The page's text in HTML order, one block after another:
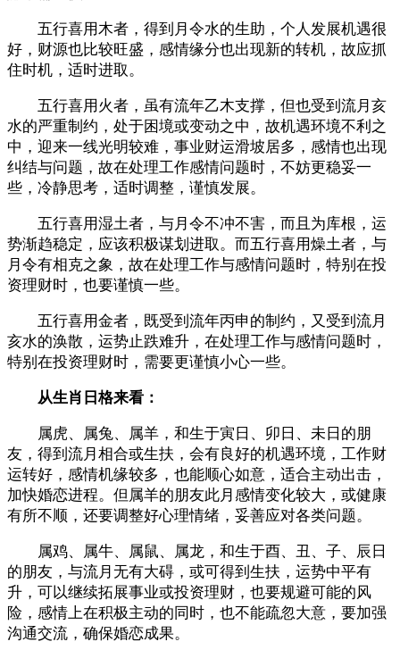
五行喜用木者，得到月令水的生助，个人发展机遇很
好，财源也比较旺盛，感情缘分也出现新的转机，故应抓
住时机，适时进取。
五行喜用火者，虽有流年乙木支撑，但也受到流月亥
水的严重制约，处于困境或变动之中，故机遇环境不利之
中，迎来一线光明较难，事业财运滑坡居多，感情也出现
纠结与问题，故在处理工作感情问题时，不妨更稳妥一
些，冷静思考，适时调整，谨慎发展。
五行喜用湿土者，与月令不冲不害，而且为库根，运
势渐趋稳定，应该积极谋划进取。而五行喜用燥土者，与
月令有相克之象，故在处理工作与感情问题时，特别在投
资理财时，也要谨慎一些。
五行喜用金者，既受到流年丙申的制约，又受到流月
亥水的涣散，运势止跌难升，在处理工作与感情问题时，
特别在投资理财时，需要更谨慎小心一些。
从生肖日格来看：
属虎、属兔、属羊，和生于寅日、卯日、未日的朋
友，得到流月相合或生扶，会有良好的机遇环境，工作财
运转好，感情机缘较多，也能顺心如意，适合主动出击，
加快婚恋进程。但属羊的朋友此月感情变化较大，或健康
有所不顺，还要调整好心理情绪，妥善应对各类问题。
属鸡、属牛、属鼠、属龙，和生于酉、丑、子、辰日
的朋友，与流月无有大碍，或可得到生扶，运势中平有
升，可以继续拓展事业或投资理财，也要规避可能的风
险，感情上在积极主动的同时，也不能疏忽大意，要加强
沟通交流，确保婚恋成果。